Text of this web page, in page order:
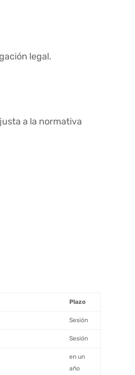
legal.
a la normativa
Plazo
Sesión
Sesión
en un
año